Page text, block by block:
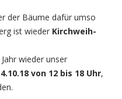
der Bäume dafür umso
ist wiederKirchweih-
wieder unser
von 12 bis 18 Uhr,